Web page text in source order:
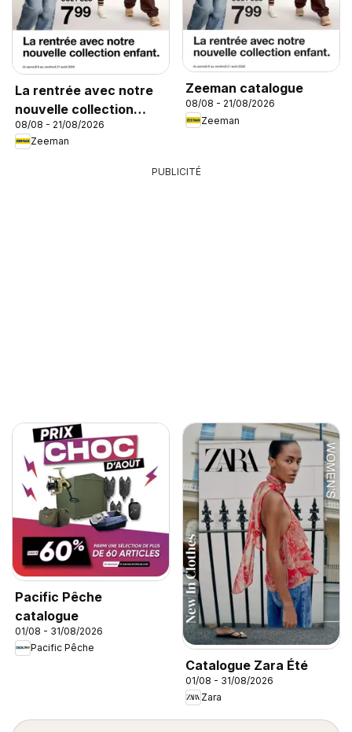
La rentrée avec notre
nouvelle collection
enfant
08/08 - 21/08/2026
Zeeman
Zeeman catalogue
08/08 - 21/08/2026
Zeeman
PUBLICITÉ
Pacific Pêche
catalogue
01/08 - 31/08/2026
Pacific Pêche
Catalogue Zara Été
01/08 - 31/08/2026
Zara